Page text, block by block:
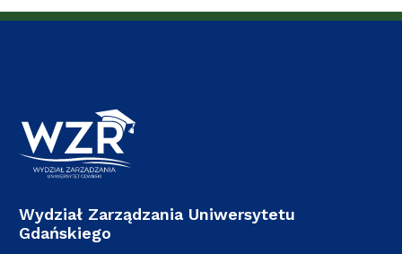
Wydział Zarządzania Uniwersytetu
Gdańskiego